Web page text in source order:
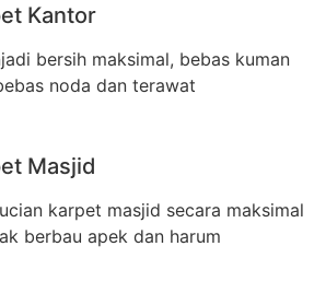
Kantor
bersih maksimal, bebas kuman
noda dan terawat
Masjid
karpet masjid secara maksimal
berbau apek dan harum